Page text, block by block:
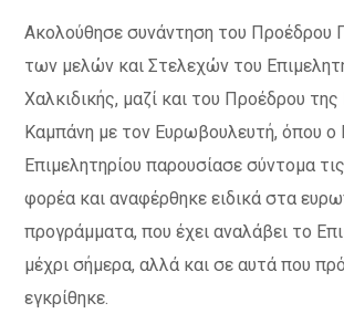
Ακολούθησε συνάντηση του Προέδρου
των μελών και Στελεχών του
Χαλκιδικής, μαζί και του Προέδρου
Καμπάνη με τον Ευρωβουλευτή, όπου ο
Επιμελητηρίου παρουσίασε σύντομα
φορέα και αναφέρθηκε ειδικά στα
προγράμματα, που έχει αναλάβει το
μέχρι σήμερα, αλλά και σε αυτά που
εγκρίθηκε.